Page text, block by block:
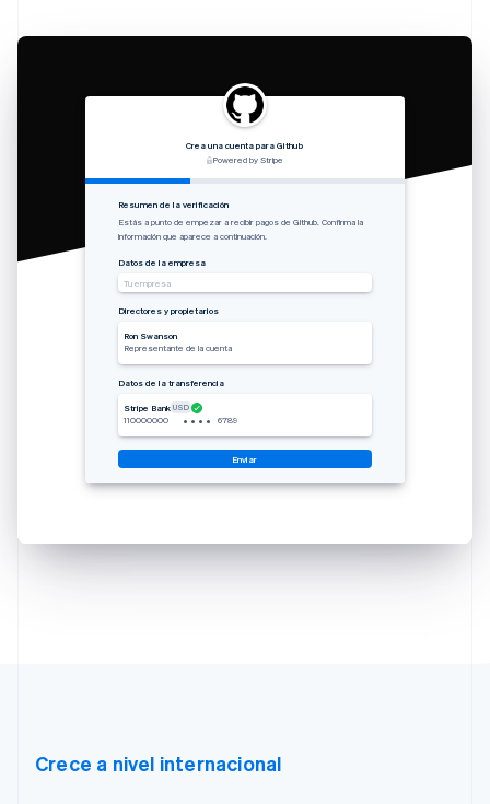
Crea una cuenta para Github
Powered by Stripe
Resumen de la verificación
Estás a punto de empezar a recibir pagos de Github. Confirma la
información que aparece a continuación.
Datos de la empresa
Tu empresa
Directores y propietarios
Ron Swanson
Representante de la cuenta
Datos de la transferencia
Stripe Bank USD
110000000
• • • • 6789
Enviar
Crece a nivel internacional